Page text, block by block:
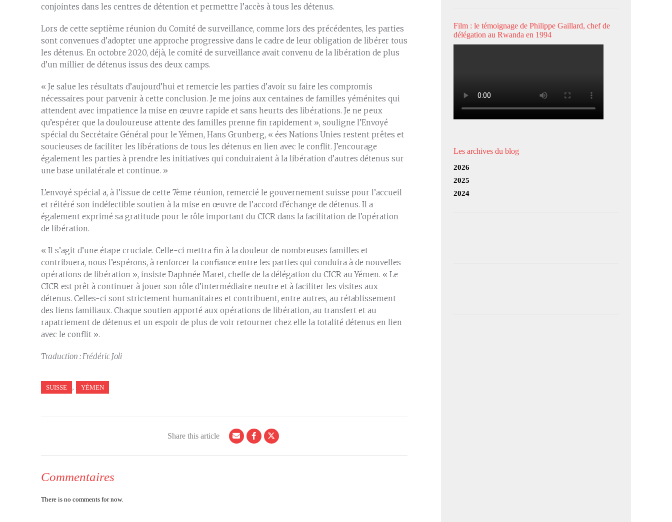
conjointes dans les centres de détention et permettre l’accès à tous les détenus.
Lors de cette septième réunion du Comité de surveillance, comme lors des précédentes, les parties
sont convenues d’adopter une approche progressive dans le cadre de leur obligation de libérer tous
les détenus. En octobre 2020, déjà, le comité de surveillance avait convenu de la libération de plus
d’un millier de détenus issus des deux camps.
« Je salue les résultats d’aujourd’hui et remercie les parties d’avoir su faire les compromis
nécessaires pour parvenir à cette conclusion. Je me joins aux centaines de familles yéménites qui
attendent avec impatience la mise en œuvre rapide et sans heurts des libérations. Je ne peux
qu’espérer que la douloureuse attente des familles prenne fin rapidement », souligne l’Envoyé
spécial du Secrétaire Général pour le Yémen, Hans Grunberg, « ées Nations Unies restent prêtes et
soucieuses de faciliter les libérations de tous les détenus en lien avec le conflit. J’encourage
également les parties à prendre les initiatives qui conduiraient à la libération d’autres détenus sur
une base unilatérale et continue. »
L’envoyé spécial a, à l’issue de cette 7ème réunion, remercié le gouvernement suisse pour l’accueil
et réitéré son indéfectible soutien à la mise en œuvre de l’accord d’échange de détenus. Il a
également exprimé sa gratitude pour le rôle important du CICR dans la facilitation de l’opération
de libération.
« Il s’agit d’une étape cruciale. Celle-ci mettra fin à la douleur de nombreuses familles et
contribuera, nous l’espérons, à renforcer la confiance entre les parties qui conduira à de nouvelles
opérations de libération », insiste Daphnée Maret, cheffe de la délégation du CICR au Yémen. « Le
CICR est prêt à continuer à jouer son rôle d’intermédiaire neutre et à faciliter les visites aux
détenus. Celles-ci sont strictement humanitaires et contribuent, entre autres, au rétablissement
des liens familiaux. Chaque soutien apporté aux opérations de libération, au transfert et au
rapatriement de détenus et un espoir de plus de voir retourner chez elle la totalité détenus en lien
avec le conflit ».
Traduction : Frédéric Joli
SUISSE , YÉMEN
Share this article
Commentaires
There is no comments for now.
Film : le témoignage de Philippe Gaillard, chef de
délégation au Rwanda en 1994
Les archives du blog
2026
2025
2024